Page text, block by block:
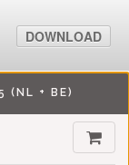
(NL + BE)
DOWNLOAD
DOWNLOAD